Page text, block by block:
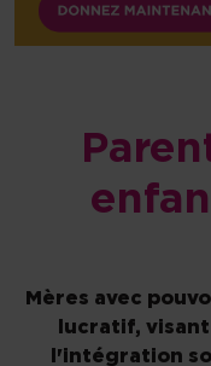
Mères avec
lucratif,
l'intégration